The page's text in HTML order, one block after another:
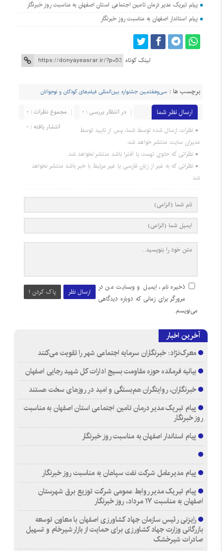
پیام تبریک مدیر درمان تامین اجتماعی استان اصفهان به مناسبت روز خبرنگار
پیام استاندار اصفهان به مناسبت روز خبرنگار
لینک کوتاه
برچسب ها : سی‌وهفتمین جشنواره بین‌المللی فیلم‌های کودکان و نوجوانان
ارسال نظر شما مجموع نظرات : 0
در انتظار بررسی : 0
انتشار یافته : 0
نظرات ارسال شده توسط شما، پس از تایید توسط
مدیران سایت منتشر خواهد شد.
نظراتی که حاوی تهمت یا افترا باشد منتشر نخواهد شد.
نظراتی که به غیر از زبان فارسی یا غیر مرتبط با خبر باشد منتشر نخواهد
شد.
ارسال نظر پاک کردن !
ذخیره نام، ایمیل و وبسایت من در
مرورگر برای زمانی که دوباره دیدگاهی
می‌نویسم.
آخرین اخبار
معرک‌نژاد: خبرنگاران سرمایه اجتماعی شهر را تقویت می‌کنند
بیانیه فرمانده حوزه مقاومت بسیج ادارات کل شهید رجایی اصفهان
خبرنگاران، روایتگران هم‌بستگی و امید در روزهای سخت هستند
پیام تبریک مدیر درمان تامین اجتماعی استان اصفهان به مناسبت
روز خبرنگار
پیام استاندار اصفهان به مناسبت روز خبرنگار
پیام مدیرعامل شرکت نفت سپاهان به مناسبت روز خبرنگار
پیام تبریک مدیر روابط عمومی شرکت توزیع برق شهرستان
اصفهان به مناسبت ۱۷ مرداد، روز خبرنگار
رایزنی رئیس سازمان جهاد کشاورزی اصفهان با معاون توسعه
بازرگانی وزارت جهاد کشاورزی برای حمایت از بازار شیرخام و تسهیل
صادرات شیرخشک